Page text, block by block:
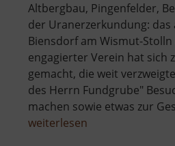
Altbergbau, Pingenfelder,
der Uranerzerkundung: das
Biensdorf am Wismut-Stolln
engagierter Verein hat sich
gemacht, die weit
des Herrn Fundgrube"
machen sowie etwas zur
weiterlesen